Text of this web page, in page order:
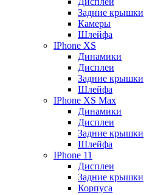
Задние крышки
Камеры
Шлейфа
IPhone XS
Динамики
Дисплеи
Задние крышки
Шлейфа
IPhone XS Max
Динамики
Дисплеи
Задние крышки
Шлейфа
IPhone 11
Дисплеи
Задние крышки
Корпуса